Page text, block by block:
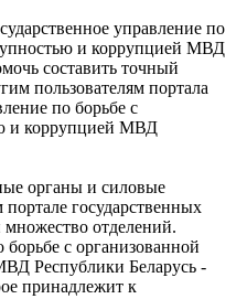
управление по
и коррупцией МВД
составить точный
пользователям портала
по борьбе с
и коррупцией МВД
органы и силовые
государственных
отделений.
борьбе с организованной
Республики Беларусь -
принадлежит к